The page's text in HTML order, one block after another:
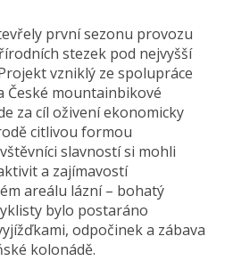
první sezonu provozu
stezek pod nejvyšší
vzniklý ze spolupráce
České mountainbikové
za cíl oživení ekonomicky
citlivou formou
slavností si mohli
a zajímavostí
areálu lázní – bohatý
bylo postaráno
odpočinek a zábava
kolonádě.